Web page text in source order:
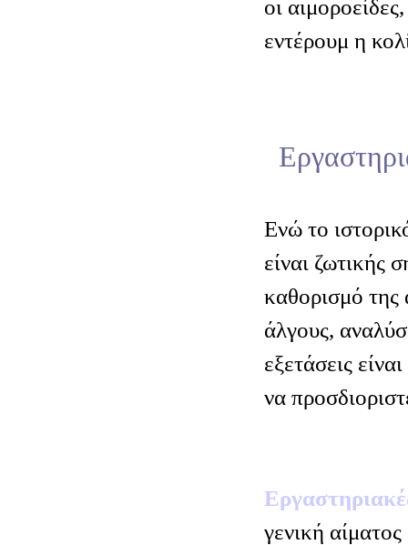
οι
εντέρουμ η
Ενώ το
είναι ζωτικής
καθορισμό της
άλγους,
εξετάσεις
να
γενική